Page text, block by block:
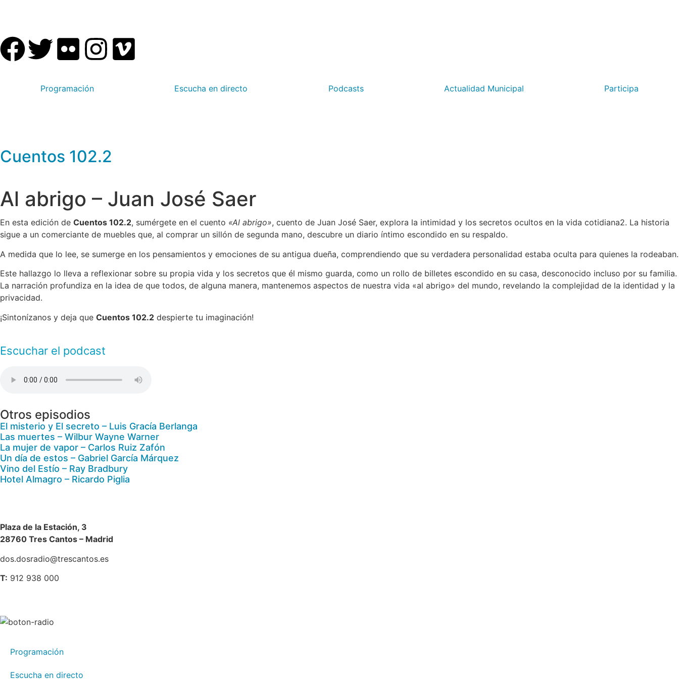
Programación Escucha en directo Podcasts Actualidad Municipal Participa
Cuentos 102.2
Al abrigo – Juan José Saer
En esta edición de Cuentos 102.2, sumérgete en el cuento «Al abrigo», cuento de Juan José Saer, explora la intimidad y los secretos ocultos en la vida cotidiana2. La historia
sigue a un comerciante de muebles que, al comprar un sillón de segunda mano, descubre un diario íntimo escondido en su respaldo.
A medida que lo lee, se sumerge en los pensamientos y emociones de su antigua dueña, comprendiendo que su verdadera personalidad estaba oculta para quienes la rodeaban.
Este hallazgo lo lleva a reflexionar sobre su propia vida y los secretos que él mismo guarda, como un rollo de billetes escondido en su casa, desconocido incluso por su familia.
La narración profundiza en la idea de que todos, de alguna manera, mantenemos aspectos de nuestra vida «al abrigo» del mundo, revelando la complejidad de la identidad y la
privacidad.
¡Sintonízanos y deja que Cuentos 102.2 despierte tu imaginación!
Escuchar el podcast
Otros episodios
El misterio y El secreto – Luis Gracía Berlanga
Las muertes – Wilbur Wayne Warner
La mujer de vapor – Carlos Ruiz Zafón
Un día de estos – Gabriel García Márquez
Vino del Estío – Ray Bradbury
Hotel Almagro – Ricardo Piglia
Plaza de la Estación, 3
28760 Tres Cantos – Madrid
dos.dosradio@trescantos.es
T: 912 938 000
Programación
Escucha en directo